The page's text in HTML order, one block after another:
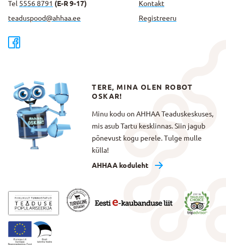
Tel 5556 8791 (E-R 9-17)
teaduspood@ahhaa.ee
Kontakt
Registreeru
TERE, MINA OLEN ROBOT
OSKAR!
Minu kodu on AHHAA Teaduskeskuses,
mis asub Tartu kesklinnas. Siin jagub
põnevust kogu perele. Tulge mulle
külla!
AHHAA koduleht